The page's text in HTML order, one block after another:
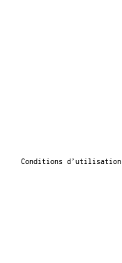
Conditions d’utilisation